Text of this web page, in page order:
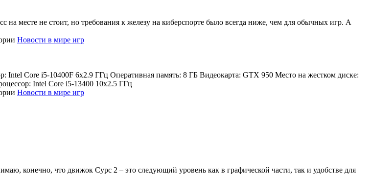
на месте не стоит, но требования к железу на киберспорте было всегда ниже, чем для обычных игр. А
Новости в мире игр
Core i5-10400F 6x2.9 ГГц Оперативная память: 8 ГБ Видеокарта: GTX 950 Место на жестком диске:
Intel Core i5-13400 10x2.5 ГГц
Новости в мире игр
конечно, что движок Сурс 2 – это следующий уровень как в графической части, так и удобстве для